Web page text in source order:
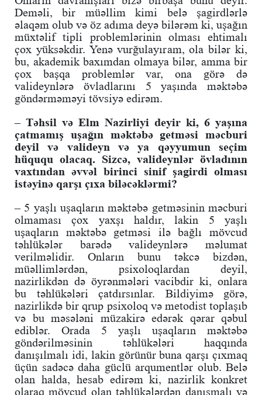
Deməli, bir müəllim kimi belə şagirdlərlə
əlaqəm olub və öz adıma deyə bilərəm ki, uşağın
müxtəlif tipli problemlərinin olması ehtimalı
çox yüksəkdir. Yenə vurğulayıram, ola bilər ki,
bu, akademik baxımdan olmaya bilər, amma bir
çox başqa problemlər var, ona görə də
valideynlərə övladlarını 5 yaşında məktəbə
göndərməməyi tövsiyə edirəm.
– Təhsil və Elm Nazirliyi deyir ki, 6 yaşına
çatmamış uşağın məktəbə getməsi məcburi
deyil və valideyn və ya qəyyumun seçim
hüququ olacaq. Sizcə, valideynlər övladının
vaxtından əvvəl birinci sinif şagirdi olması
istəyinə qarşı çıxa biləcəklərmi?
– 5 yaşlı uşaqların məktəbə getməsinin məcburi
olmaması çox yaxşı haldır, lakin 5 yaşlı
uşaqların məktəbə getməsi ilə bağlı mövcud
təhlükələr barədə valideynlərə məlumat
verilməlidir. Onların bunu təkcə bizdən,
müəllimlərdən, psixoloqlardan deyil,
nazirlikdən də öyrənmələri vacibdir ki, onlara
bu təhlükələri çatdırsınlar. Bildiyimə görə,
nazirlikdə bir qrup psixoloq və metodist toplaşıb
və bu məsələni müzakirə edərək qərar qəbul
ediblər. Orada 5 yaşlı uşaqların məktəbə
göndərilməsinin təhlükələri haqqında
danışılmalı idi, lakin görünür buna qarşı çıxmaq
üçün sadəcə daha güclü arqumentlər olub. Belə
olan halda, hesab edirəm ki, nazirlik konkret
olaraq mövcud olan təhlükələrdən danışmalı və